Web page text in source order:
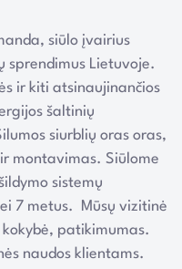
siūlo įvairius
sprendimus Lietuvoje.
ir kiti atsinaujinančios
šaltinių
siurblių oras oras,
montavimas. Siūlome
sistemų
7 metus. Mūsų vizitinė
patikimumas.
naudos klientams.